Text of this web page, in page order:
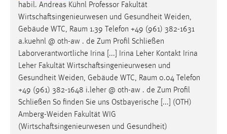
habil. Andreas Kühnl Professor Fakultät
Wirtschaftsingenieurwesen und Gesundheit Weiden,
Gebäude WTC, Raum 1.39 Telefon +49 (961) 382-1631
a.kuehnl @ oth-aw . de Zum Profil Schließen
Laborverantwortliche Irina [...] Irina Leher Kontakt Irina
Leher Fakultät Wirtschaftsingenieurwesen und
Gesundheit Weiden, Gebäude WTC, Raum 0.04 Telefon
+49 (961) 382-1648 i.leher @ oth-aw . de Zum Profil
Schließen So finden Sie uns Ostbayerische [...] (OTH)
Amberg-Weiden Fakultät WIG
(Wirtschaftsingenieurwesen und Gesundheit)